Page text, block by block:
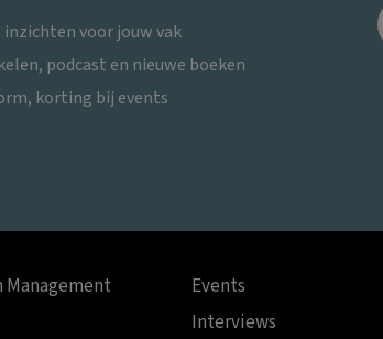
inzichten voor jouw vak
podcast en nieuwe boeken
korting bij events
Events
Interviews